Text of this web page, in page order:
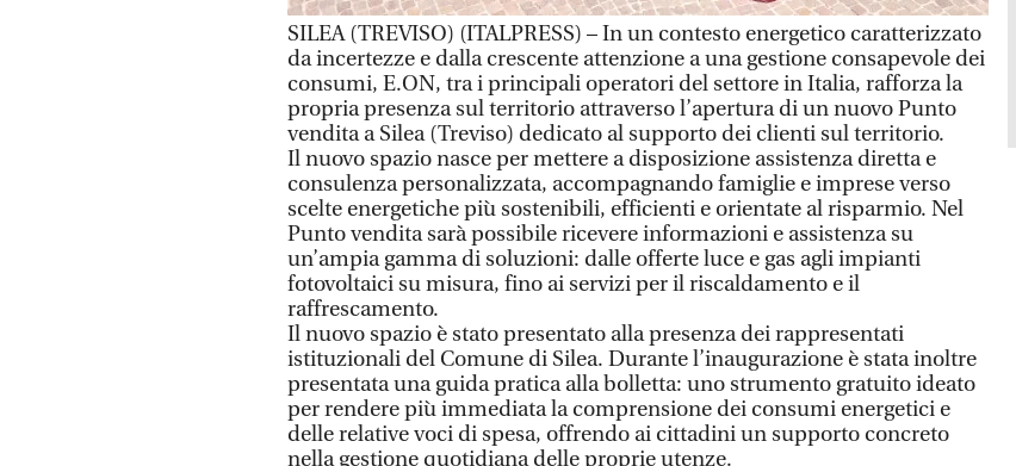
SILEA (TREVISO) (ITALPRESS) – In un contesto energetico caratterizzato
da incertezze e dalla crescente attenzione a una gestione consapevole dei
consumi, E.ON, tra i principali operatori del settore in Italia, rafforza la
propria presenza sul territorio attraverso l’apertura di un nuovo Punto
vendita a Silea (Treviso) dedicato al supporto dei clienti sul territorio.
Il nuovo spazio nasce per mettere a disposizione assistenza diretta e
consulenza personalizzata, accompagnando famiglie e imprese verso
scelte energetiche più sostenibili, efficienti e orientate al risparmio. Nel
Punto vendita sarà possibile ricevere informazioni e assistenza su
un’ampia gamma di soluzioni: dalle offerte luce e gas agli impianti
fotovoltaici su misura, fino ai servizi per il riscaldamento e il
raffrescamento.
Il nuovo spazio è stato presentato alla presenza dei rappresentati
istituzionali del Comune di Silea. Durante l’inaugurazione è stata inoltre
presentata una guida pratica alla bolletta: uno strumento gratuito ideato
per rendere più immediata la comprensione dei consumi energetici e
delle relative voci di spesa, offrendo ai cittadini un supporto concreto
nella gestione quotidiana delle proprie utenze.